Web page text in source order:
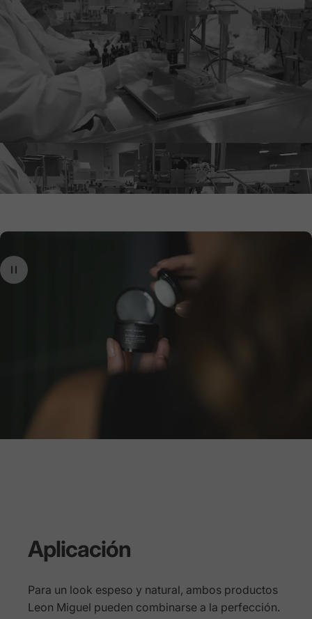
Aplicación
Para un look espeso y natural, ambos productos
Leon Miguel pueden combinarse a la perfección.